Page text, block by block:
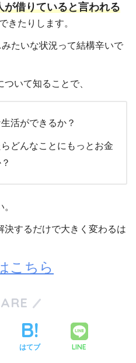
が借りていると言われる
できたりします。
たいな状況って結構辛いで
いて知ることで、
活ができるか？
どんなことにもっとお金
決するだけで大きく変わるは
こちら
はてブ LINE